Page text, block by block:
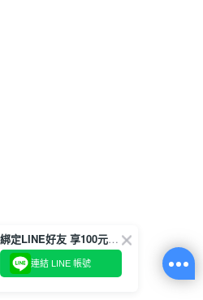
綁定LINE好友 享100元折價券
連結 LINE 帳號